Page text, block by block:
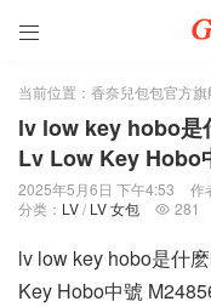

当前位置： 香奈兒包包官方
lv low key hobo是
Lv Low Key Hobo
2025年5月6日 下午4:53 作
分类： LV/ LV 女包  281
lv low key hobo是什
Key Hobo中號